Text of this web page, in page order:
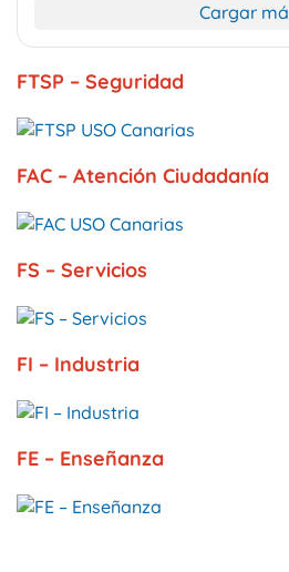
Cargar
FTSP – Seguridad
FAC – Atención Ciudadanía
FS – Servicios
FI – Industria
FE – Enseñanza